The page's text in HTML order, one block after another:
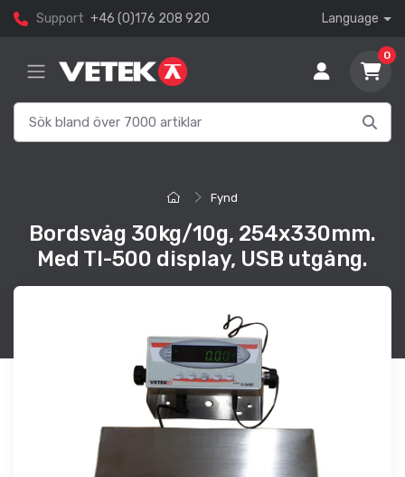
Support +46 (0)176 208 920 Language
0
Fynd
Bordsvåg 30kg/10g, 254x330mm.
Med TI-500 display, USB utgång.